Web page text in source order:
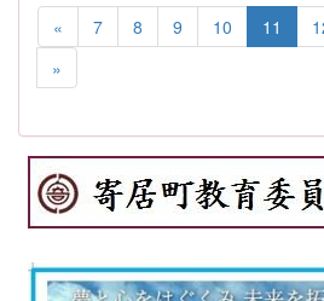
« 7 8 9 10 11
»